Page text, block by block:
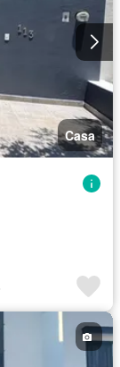
Casa